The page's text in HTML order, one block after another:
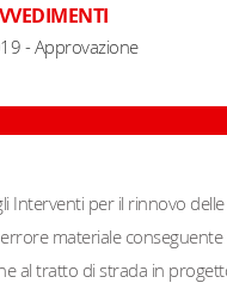
- Approvazione
Interventi per il rinnovo
materiale
al tratto di strada in